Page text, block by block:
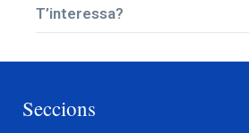
T’interessa?
Seccions